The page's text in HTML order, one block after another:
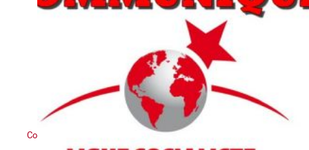
Communiqué du groupe La Commune